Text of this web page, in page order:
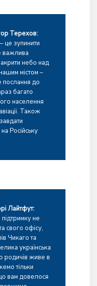
Терехов:
це зупинити
важлива
небо над
містом –
послання до
багато
населення
Також
Російську
Лайтфут:
не
свого офісу,
Чикаго та
українська
родичів живе в
тільки
вам довелося